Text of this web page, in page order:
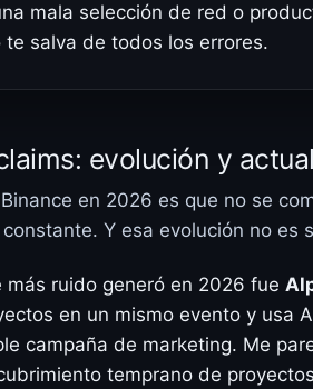
mala selección de red o
te salva de todos los errores.
evolución y
en 2026 es que no se
Y esa evolución no es
más ruido generó en 2026 fue
en un mismo evento y usa
campaña de marketing. Me
temprano de